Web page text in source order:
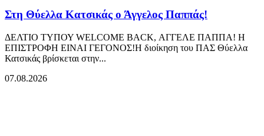
Στη Θύελλα Κατσικάς ο Άγγελος Παππάς!
ΔΕΛΤΙΟ ΤΥΠΟΥ WELCOME BACK, ΑΓΓΕΛΕ ΠΑΠΠΑ! Η
ΕΠΙΣΤΡΟΦΗ ΕΙΝΑΙ ΓΕΓΟΝΟΣ!Η διοίκηση του ΠΑΣ Θύελλα
Κατσικάς βρίσκεται στην...
07.08.2026